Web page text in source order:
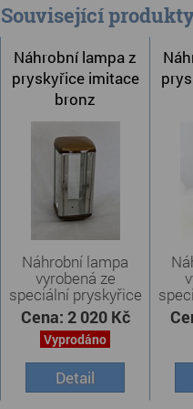
Související
Náhrobní lampa z
pryskyřice imitace
bronz
Náhrobní lampa
vyrobená ze
speciální pryskyřice
v ...
Cena: 2 020 Kč
Vyprodáno
Detail